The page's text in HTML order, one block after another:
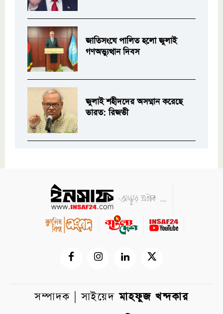
জাতিসংঘে পালিত হলো জুলাই
গণঅভ্যুত্থান দিবস
জুলাই শহীদদের অসম্মান করেছে
ভারত: রিজভী
সম্পাদক | সাইয়েদমাহফুজ খন্দকার